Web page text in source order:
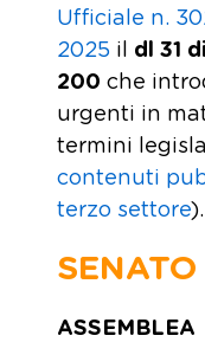
Ufficiale n.
2025 il dl 31
200 che
urgenti in
termini
contenuti
terzo settore).
SENATO
ASSEMBLEA